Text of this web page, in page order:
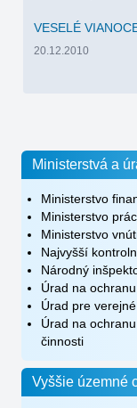
Ministerstvá a
Ministerstvo
Ministerstvo
Ministerstvo
Najvyšší
Národný
Úrad na
Úrad pre
Úrad na
činnosti
Vyššie územné
VESELÉ
20.12.2010